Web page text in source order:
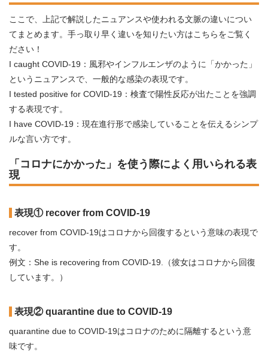
ここで、上記で解説したニュアンスや使われる文脈の違いについ
てまとめます。手っ取り早く違いを知りたい方はこちらをご覧く
ださい！
I caught COVID-19：風邪やインフルエンザのように「かかった」
というニュアンスで、一般的な感染の表現です。
I tested positive for COVID-19：検査で陽性反応が出たことを強調
する表現です。
I have COVID-19：現在進行形で感染していることを伝えるシンプ
ルな言い方です。
「コロナにかかった」を使う際によく用いられる表
現
表現① recover from COVID-19
recover from COVID-19はコロナから回復するという意味の表現で
す。
例文：She is recovering from COVID-19.（彼女はコロナから回復
しています。）
表現② quarantine due to COVID-19
quarantine due to COVID-19はコロナのために隔離するという意
味です。